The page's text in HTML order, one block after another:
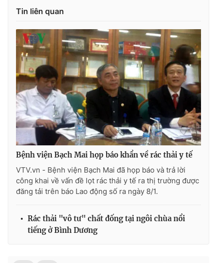
Nhân vật
Giải sao mai
Âm nhạc
Sao
Làm đẹp
Chất lượng cuộc sống
Giáo dục
Tuyển sinh
Học trực tuyến
Công nghệ
Hitech Công nghệ tương lai
Sản phẩm
Thị trường
Giao lưu trực tuyến
Lịch phát sóng
Chuyên mục khác
Emagazine Podcast
Photo Infographic
Video Shorts video
Tin liên quan
Bệnh viện Bạch Mai họp báo khẩn về rác thải y tế
VTV.vn - Bệnh viện Bạch Mai đã họp báo và trả lời
công khai về vấn đề lọt rác thải y tế ra thị trường được
đăng tải trên báo Lao động số ra ngày 8/1.
Rác thải "vô tư" chất đống tại ngôi chùa nổi
tiếng ở Bình Dương